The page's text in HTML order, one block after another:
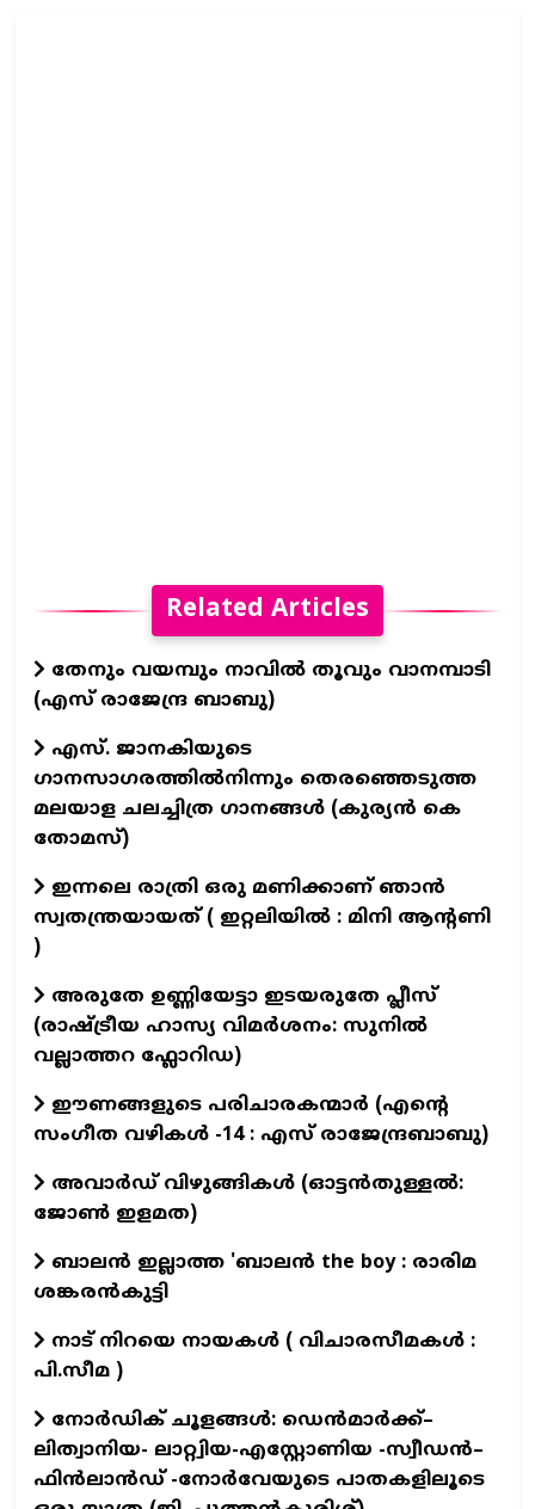
Related Articles
തേനും വയമ്പും നാവിൽ തൂവും വാനമ്പാടി
(എസ് രാജേന്ദ്ര ബാബു)
എസ്. ജാനകിയുടെ
ഗാനസാഗരത്തിൽനിന്നും തെരഞ്ഞെടുത്ത
മലയാള ചലച്ചിത്ര ഗാനങ്ങൾ (കുര്യൻ കെ
തോമസ്)
ഇന്നലെ രാത്രി ഒരു മണിക്കാണ് ഞാൻ
സ്വതന്ത്രയായത് ( ഇറ്റലിയിൽ : മിനി ആന്റണി
)
അരുതേ ഉണ്ണിയേട്ടാ ഇടയരുതേ പ്ലീസ്
(രാഷ്ട്രീയ ഹാസ്യ വിമർശനം: സുനിൽ
വല്ലാത്തറ ഫ്ലോറിഡ)
ഈണങ്ങളുടെ പരിചാരകന്മാര്‍ (എന്‍റെ
സംഗീത വഴികള്‍ -14 : എസ് രാജേന്ദ്രബാബു)
അവാർഡ് വിഴുങ്ങികൾ (ഓട്ടൻതുള്ളൽ:
ജോൺ ഇളമത)
ബാലൻ ഇല്ലാത്ത 'ബാലൻ the boy : രാരിമ
ശങ്കരൻകുട്ടി
നാട് നിറയെ നായകൾ ( വിചാരസീമകൾ :
പി.സീമ )
നോർഡിക് ചൂളങ്ങൾ: ഡെൻമാർക്ക്–
ലിത്വാനിയ- ലാറ്റ്വിയ-എസ്റ്റോണിയ -സ്വീഡൻ–
ഫിൻലാൻഡ് -നോർവേയുടെ പാതകളിലൂടെ